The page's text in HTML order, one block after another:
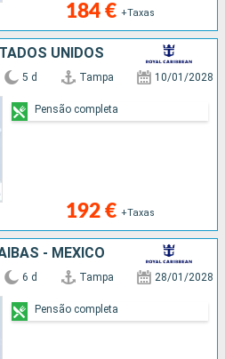
184 € +Taxas
UNIDOS
5 d Tampa 10/01/2028
192 € +Taxas
Pensão completa
- MEXICO
6 d Tampa 28/01/2028
Pensão completa